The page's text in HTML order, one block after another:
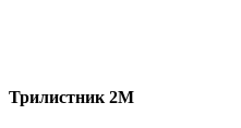
Трилистник 2М